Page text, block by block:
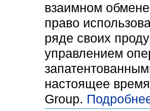
взаимном
право
ряде своих
управлением
настоящее
Group.